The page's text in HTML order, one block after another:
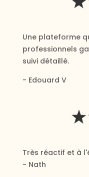
Une plateforme
professionnels
suivi détaillé.
- Edouard V
Très réactif et à
- Nath